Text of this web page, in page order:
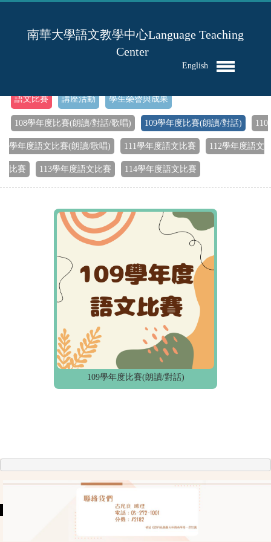
南華大學語文教學中心Language Teaching
Center
English
語文比賽 講座活動 學生榮譽與成果
108學年度比賽(朗讀/對話/歌唱) 109學年度比賽(朗讀/對話) 110
學年度語文比賽(朗讀/歌唱) 111學年度語文比賽 112學年度語文
比賽 113學年度語文比賽 114學年度語文比賽
109學年度比賽(朗讀/對話)